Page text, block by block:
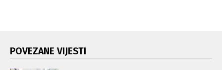
POVEZANE VIJESTI